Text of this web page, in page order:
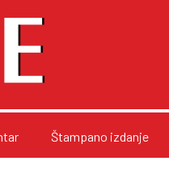
Štampano izdanje